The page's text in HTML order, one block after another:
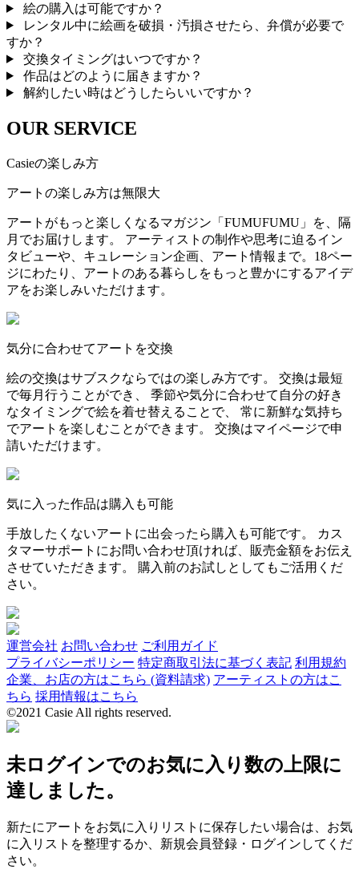
絵の購入は可能ですか？
レンタル中に絵画を破損・汚損させたら、弁償が必要で
すか？
交換タイミングはいつですか？
作品はどのように届きますか？
解約したい時はどうしたらいいですか？
OUR SERVICE
Casieの楽しみ方
アートの楽しみ方は無限大
アートがもっと楽しくなるマガジン「FUMUFUMU」を、隔
月でお届けします。 アーティストの制作や思考に迫るイン
タビューや、キュレーション企画、アート情報まで。18ペー
ジにわたり、アートのある暮らしをもっと豊かにするアイデ
アをお楽しみいただけます。
気分に合わせてアートを交換
絵の交換はサブスクならではの楽しみ方です。 交換は最短
で毎月行うことができ、 季節や気分に合わせて自分の好き
なタイミングで絵を着せ替えることで、 常に新鮮な気持ち
でアートを楽しむことができます。 交換はマイページで申
請いただけます。
気に入った作品は購入も可能
手放したくないアートに出会ったら購入も可能です。 カス
タマーサポートにお問い合わせ頂ければ、販売金額をお伝え
させていただきます。 購入前のお試しとしてもご活用くだ
さい。
運営会社 お問い合わせ ご利用ガイド
プライバシーポリシー 特定商取引法に基づく表記 利用規約
企業、お店の方はこちら (資料請求) アーティストの方はこ
ちら 採用情報はこちら
©2021 Casie All rights reserved.
未ログインでのお気に入り数の上限に
達しました。
新たにアートをお気に入りリストに保存したい場合は、お気
に入リストを整理するか、新規会員登録・ログインしてくだ
さい。